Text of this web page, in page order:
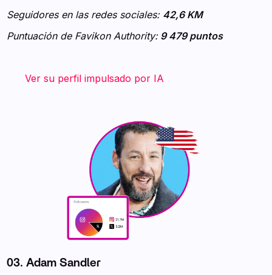
Seguidores en las redes sociales: 42,6 KM
Puntuación de Favikon Authority:9 479 puntos
‍ ‍ ‍ ‍ ‍ ‍ ‍Ver su perfil impulsado por IA
03. Adam Sandler